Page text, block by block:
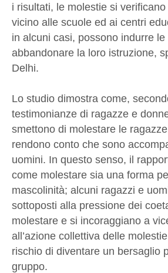
i risultati, le molestie si
vicino alle scuole ed ai centri
in alcuni casi, possono indurre le
abbandonare la loro istruzione,
Delhi.
Lo studio dimostra come,
testimonianze di ragazze e
smettono di molestare le
rendono conto che sono
uomini. In questo senso, il
come molestare sia una forma
mascolinità; alcuni ragazzi e
sottoposti alla pressione dei
molestare e si incoraggiano a
all’azione collettiva delle
rischio di diventare un bersaglio
gruppo.